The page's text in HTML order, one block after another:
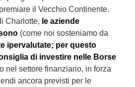
il Vecchio Continente.
Charlotte, le aziende
(come noi sosteniamo da
ipervalutate; per questo
di investire nelle Borse
nel settore finanziario, in forza
ancora previsti per le